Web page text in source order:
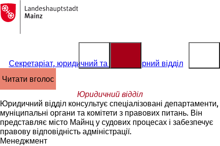
Перейти до змісту
На
головну
сторінку
Секретаріат, юридичний та регуляторний відділ
читати вголос
Юридичний відділ
Юридичний відділ консультує спеціалізовані департаменти,
муніципальні органи та комітети з правових питань. Він
представляє місто Майнц у судових процесах і забезпечує
правову відповідність адміністрації.
Менеджмент